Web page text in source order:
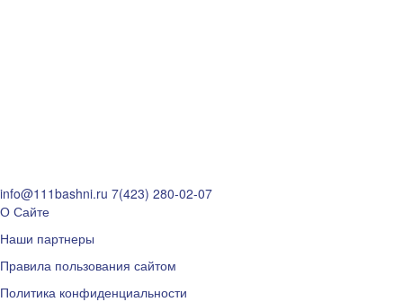
info@111bashni.ru 7(423) 280-02-07
О Сайте
Наши партнеры
Правила пользования сайтом
Политика конфиденциальности